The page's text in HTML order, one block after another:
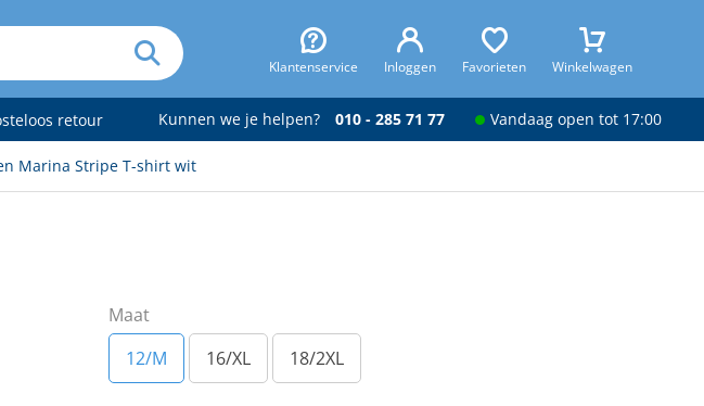
Klantenservice Inloggen Favorieten Winkelwagen
retour Kunnen we je helpen? 010 - 285 71 77 Vandaag open tot 17:00
Marina Stripe T-shirt wit
Maat
12/M
16/XL 18/2XL